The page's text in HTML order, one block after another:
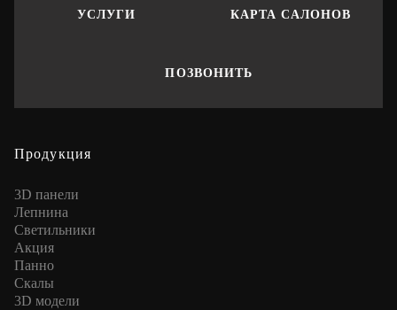
УСЛУГИ КАРТА САЛОНОВ
ПОЗВОНИТЬ
Продукция
3D панели
Лепнина
Cветильники
Акция
Панно
Скалы
3D модели